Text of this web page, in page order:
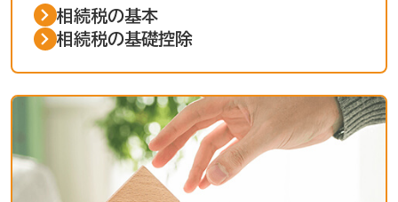
相続税の基本
相続税の基礎控除